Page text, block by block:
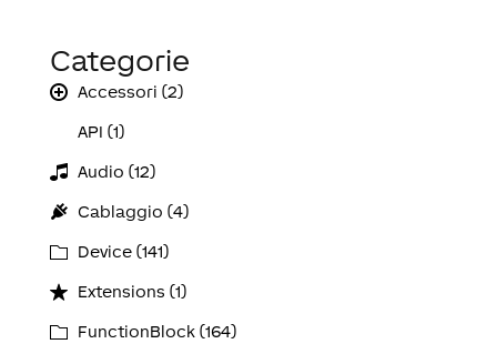
Categorie
Accessori (2)
API (1)
Audio (12)
Cablaggio (4)
Device (141)
Extensions (1)
FunctionBlock (164)